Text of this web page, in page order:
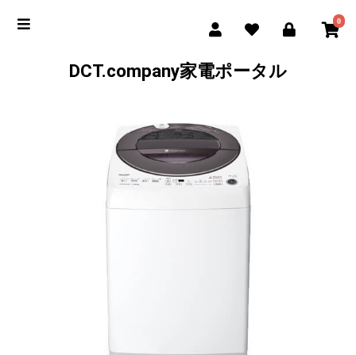
0
DCT.company家電ポータル